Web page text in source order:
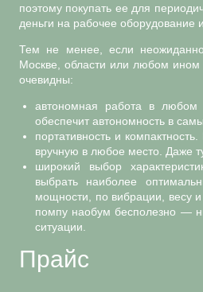
поэтому покупать ее для
деньги на рабочее оборудование
Тем не менее, если
Москве, области или любом ином
очевидны:
автономная работа в
обеспечит автономность в
портативность и
вручную в любое место. Даже
широкий выбор
выбрать наиболее
мощности, по вибрации, весу
помпу наобум бесполезно —
ситуации.
Прайс